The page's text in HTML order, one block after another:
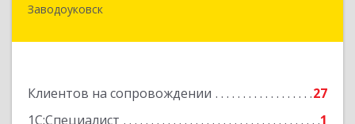
Заводоуковск
Клиентов на сопровождении
27
1С:Специалист
1
627140, Тюменская обл, Заводоуковский р-н,